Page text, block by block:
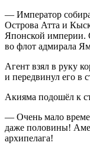
— Император
Острова Атта и
Японской империи.
во флот адмирала
Агент взял в руку
и передвинул его в
Акияма подошёл к
— Очень мало
даже половины!
архипелага!